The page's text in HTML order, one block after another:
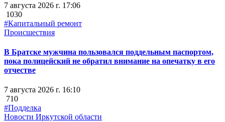
7 августа 2026 г. 17:06
1030
#Капитальный ремонт
Происшествия
В Братске мужчина пользовался поддельным паспортом,
пока полицейский не обратил внимание на опечатку в его
отчестве
7 августа 2026 г. 16:10
710
#Подделка
Новости Иркутской области